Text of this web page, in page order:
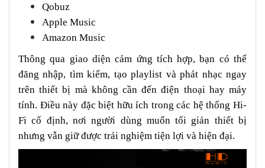
Qobuz
Apple Music
Amazon Music
Thông qua giao diện cảm ứng tích hợp, bạn có thể
đăng nhập, tìm kiếm, tạo playlist và phát nhạc ngay
trên thiết bị mà không cần đến điện thoại hay máy
tính. Điều này đặc biệt hữu ích trong các hệ thống Hi-
Fi cố định, nơi người dùng muốn tối giản thiết bị
nhưng vẫn giữ được trải nghiệm tiện lợi và hiện đại.